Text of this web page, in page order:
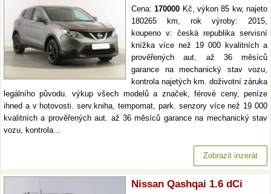
Cena:170000 Kč, výkon 85 kw, najeto
180265 km, rok výroby: 2015,
koupeno v: česká republika servisní
knížka více než 19 000 kvalitních a
prověřených aut. až 36 měsíců
garance na mechanický stav vozu,
kontrola najetých km. doživotní záruka
legálního původu. výkup všech modelů a značek, férové ceny, peníze
ihned a v hotovosti. serv.kniha, tempomat, park. senzory více než 19 000
kvalitních a prověřených aut. až 36 měsíců garance na mechanický stav
vozu, kontrola…
Zobrazit inzerát
Nissan Qashqai 1.6 dCi